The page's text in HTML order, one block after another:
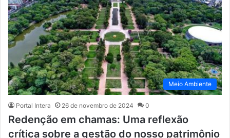
Meio Ambiente
Portal Intera 26 de novembro de 2024 0
Redenção em chamas: Uma reflexão
crítica sobre a gestão do nosso patrimônio